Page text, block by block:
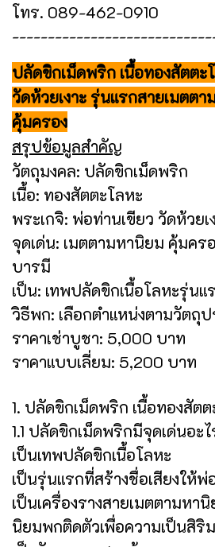
โทร. 089-462-0910
ปลัดขิกเม็ดพริก เนื้อทองสัตตะ
วัดห้วยเงาะ รุ่นแรกสายเมตต
คุ้มครอง
สรุปข้อมูลสำคัญ
วัตถุมงคล: ปลัดขิกเม็ดพริก
เนื้อ: ทองสัตตะโลหะ
พระเกจิ: พ่อท่านเขียว วัดห้วย
จุดเด่น: เมตตามหานิยม คุ้มคร
บารมี
เป็น: เทพปลัดขิกเนื้อโลหะรุ่นแ
วิธีพก: เลือกตำแหน่งตามวัตถุป
ราคาเช่าบูชา: 5,000 บาท
ราคาแบบเลี่ยม: 5,200 บาท
1. ปลัดขิกเม็ดพริก เนื้อทองสัต
1.1 ปลัดขิกเม็ดพริกมีจุดเด่นอะไ
เป็นเทพปลัดขิกเนื้อโลหะ
เป็นรุ่นแรกที่สร้างชื่อเสียงให้พ่
เป็นเครื่องรางสายเมตตามหา
นิยมพกติดตัวเพื่อความเป็นสิริ